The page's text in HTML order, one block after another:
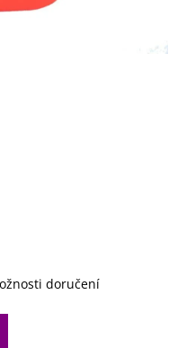
doručení